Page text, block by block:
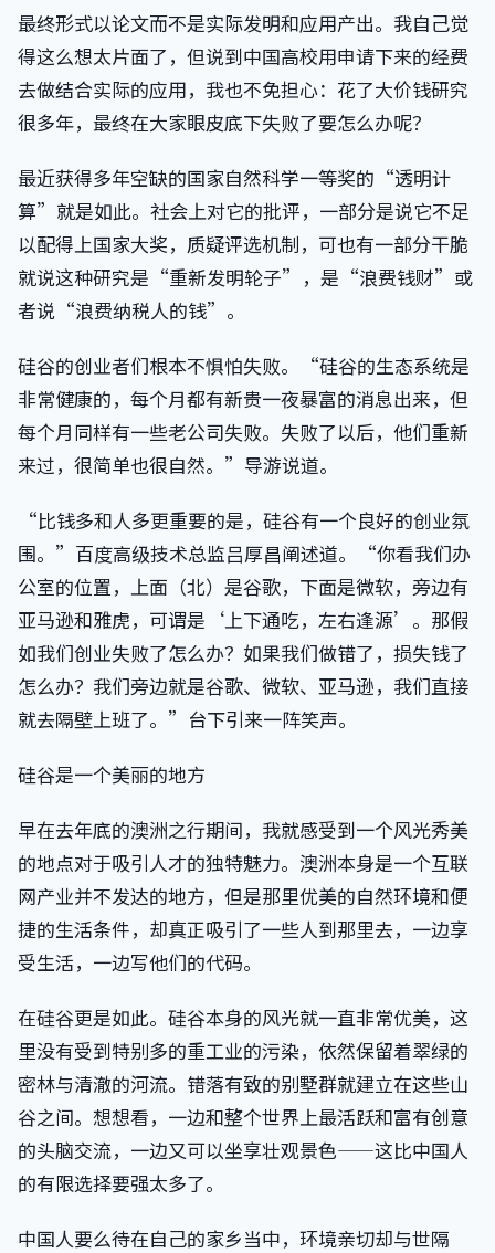
最终形式以论文而不是实际发明和应用产出。我自己觉
得这么想太片面了，但说到中国高校用申请下来的经费
去做结合实际的应用，我也不免担心：花了大价钱研究
很多年，最终在大家眼皮底下失败了要怎么办呢？
最近获得多年空缺的国家自然科学一等奖的“透明计
算”就是如此。社会上对它的批评，一部分是说它不足
以配得上国家大奖，质疑评选机制，可也有一部分干脆
就说这种研究是“重新发明轮子”，是“浪费钱财”或
者说“浪费纳税人的钱”。
硅谷的创业者们根本不惧怕失败。“硅谷的生态系统是
非常健康的，每个月都有新贵一夜暴富的消息出来，但
每个月同样有一些老公司失败。失败了以后，他们重新
来过，很简单也很自然。”导游说道。
“比钱多和人多更重要的是，硅谷有一个良好的创业氛
围。”百度高级技术总监吕厚昌阐述道。“你看我们办
公室的位置，上面（北）是谷歌，下面是微软，旁边有
亚马逊和雅虎，可谓是‘上下通吃，左右逢源’。那假
如我们创业失败了怎么办？如果我们做错了，损失钱了
怎么办？我们旁边就是谷歌、微软、亚马逊，我们直接
就去隔壁上班了。”台下引来一阵笑声。
硅谷是一个美丽的地方
早在去年底的澳洲之行期间，我就感受到一个风光秀美
的地点对于吸引人才的独特魅力。澳洲本身是一个互联
网产业并不发达的地方，但是那里优美的自然环境和便
捷的生活条件，却真正吸引了一些人到那里去，一边享
受生活，一边写他们的代码。
在硅谷更是如此。硅谷本身的风光就一直非常优美，这
里没有受到特别多的重工业的污染，依然保留着翠绿的
密林与清澈的河流。错落有致的别墅群就建立在这些山
谷之间。想想看，一边和整个世界上最活跃和富有创意
的头脑交流，一边又可以坐享壮观景色——这比中国人
的有限选择要强太多了。
中国人要么待在自己的家乡当中，环境亲切却与世隔